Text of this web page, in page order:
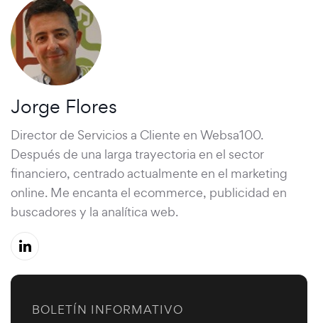
Jorge Flores
Director de Servicios a Cliente en Websa100.
Después de una larga trayectoria en el sector
financiero, centrado actualmente en el marketing
online. Me encanta el ecommerce, publicidad en
buscadores y la analítica web.
BOLETÍN INFORMATIVO